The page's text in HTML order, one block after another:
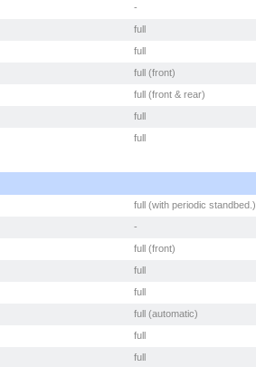
-
full
full
full (front)
full (front & rear)
full
full
full (with periodic standbed.)
-
full (front)
full
full
full (automatic)
full
full